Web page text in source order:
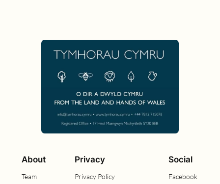
About
Team
Privacy
Privacy Policy
Social
Facebook